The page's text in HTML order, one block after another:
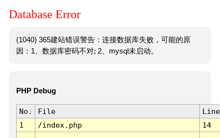
Database Error
(1040) 365建站错误警告：连接数据库失败，可能的原
因：1、数据库密码不对; 2、mysql未启动。
PHP Debug
No. File
Line
1
/index.php 14